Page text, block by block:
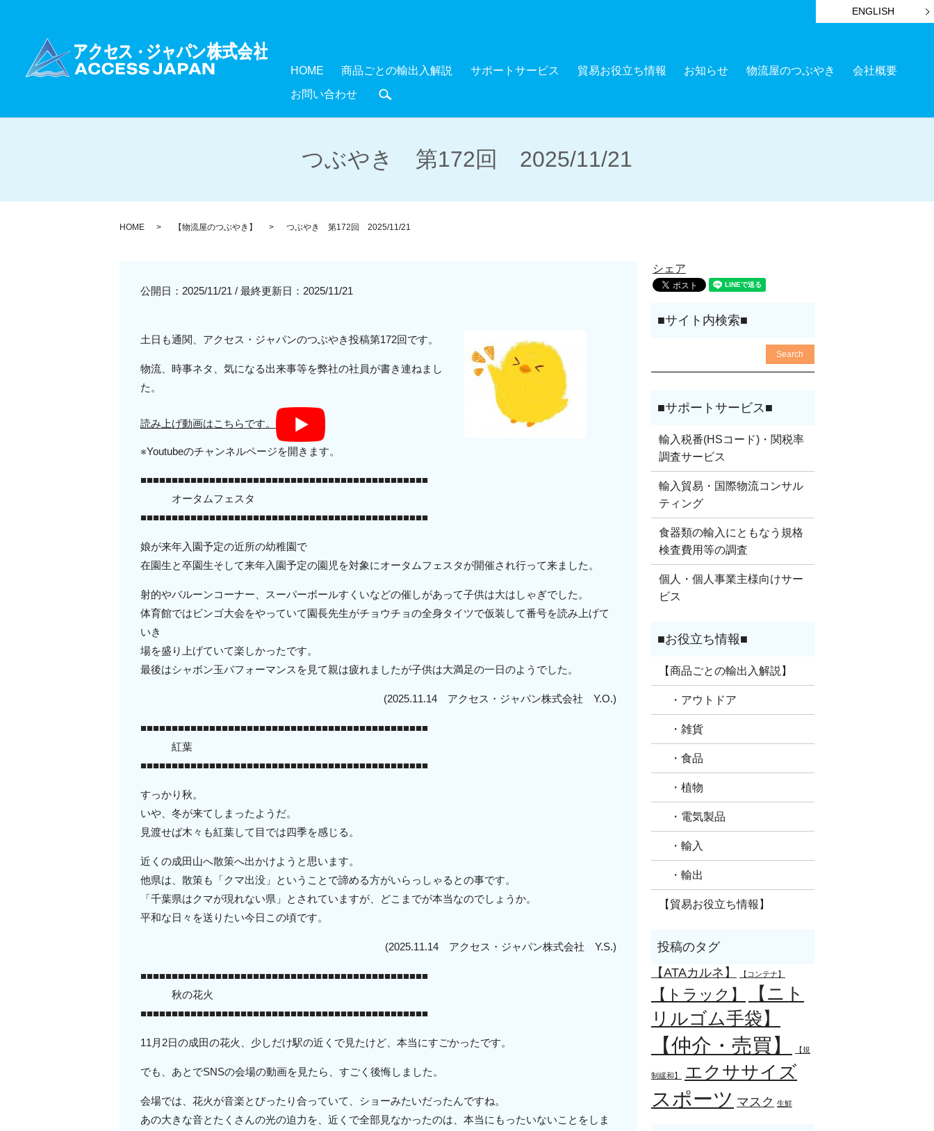
ENGLISH
HOME 商品ごとの輸出入解説 サポートサービス 貿易お役立ち情報 お知らせ 物流屋のつぶやき
会社概要
お問い合わせ
つぶやき 第172回 2025/11/21
HOME 【物流屋のつぶやき】 つぶやき 第172回 2025/11/21
公開日：2025/11/21/ 最終更新日：2025/11/21
土日も通関、アクセス・ジャパンのつぶやき投稿第172回です。
物流、時事ネタ、気になる出来事等を弊社の社員が書き連ねまし
た。
読み上げ動画はこちらです。
※Youtubeのチャンネルページを開きます。
■■■■■■■■■■■■■■■■■■■■■■■■■■■■■■■■■■■■■■■■■■■■■■
オータムフェスタ
■■■■■■■■■■■■■■■■■■■■■■■■■■■■■■■■■■■■■■■■■■■■■■
娘が来年入園予定の近所の幼稚園で
在園生と卒園生そして来年入園予定の園児を対象にオータムフェスタが開催され行って来ました。
射的やバルーンコーナー、スーパーボールすくいなどの催しがあって子供は大はしゃぎでした。
体育館ではビンゴ大会をやっていて園長先生がチョウチョの全身タイツで仮装して番号を読み上げて
いき
場を盛り上げていて楽しかったです。
最後はシャボン玉パフォーマンスを見て親は疲れましたが子供は大満足の一日のようでした。
(2025.11.14 アクセス・ジャパン株式会社 Y.O.)
■■■■■■■■■■■■■■■■■■■■■■■■■■■■■■■■■■■■■■■■■■■■■■
紅葉
■■■■■■■■■■■■■■■■■■■■■■■■■■■■■■■■■■■■■■■■■■■■■■
すっかり秋。
いや、冬が来てしまったようだ。
見渡せば木々も紅葉して目では四季を感じる。
近くの成田山へ散策へ出かけようと思います。
他県は、散策も「クマ出没」ということで諦める方がいらっしゃるとの事です。
「千葉県はクマが現れない県」とされていますが、どこまでが本当なのでしょうか。
平和な日々を送りたい今日この頃です。
(2025.11.14 アクセス・ジャパン株式会社 Y.S.)
■■■■■■■■■■■■■■■■■■■■■■■■■■■■■■■■■■■■■■■■■■■■■■
秋の花火
■■■■■■■■■■■■■■■■■■■■■■■■■■■■■■■■■■■■■■■■■■■■■■
11月2日の成田の花火、少しだけ駅の近くで見たけど、本当にすごかったです。
でも、あとでSNSの会場の動画を見たら、すごく後悔しました。
会場では、花火が音楽とぴったり合っていて、ショーみたいだったんですね。
あの大きな音とたくさんの光の迫力を、近くで全部見なかったのは、本当にもったいないことをしま
シェア
輸入税番(HSコード)・関税率
調査サービス
輸入貿易・国際物流コンサル
ティング
食器類の輸入にともなう規格
検査費用等の調査
個人・個人事業主様向けサー
ビス
【商品ごとの輸出入解説】
・アウトドア
・雑貨
・食品
・植物
・電気製品
・輸入
・輸出
【貿易お役立ち情報】
【ATAカルネ】 【コンテナ】
【トラック】
【ニト
リルゴム手袋】
【仲介・売買】 【規
制緩和】 エクササイズ
スポーツ マスク 生鮮